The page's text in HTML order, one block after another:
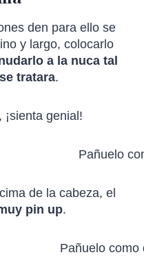
den para ello se
y largo, colocarlo
a la nuca tal
tratara.
genial!
de la cabeza, el
pin up.